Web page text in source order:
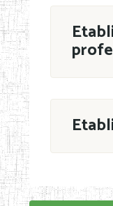
En